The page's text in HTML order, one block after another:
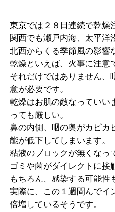
東京では２８日連続で乾燥
関西でも瀬戸内海、太平洋
北西からくる季節風の影響
乾燥といえば、火事に注意
それだけではありません、
意が必要です。
乾燥はお肌の敵なっていい
っても厳しい。
鼻の内側、咽の奥がカピカ
能が低下してしまいます。
粘液のブロックが無くなっ
ゴミや菌がダイレクトに接
もちろん、感染する可能性
実際に、この１週間んでイ
倍増しているそうです。